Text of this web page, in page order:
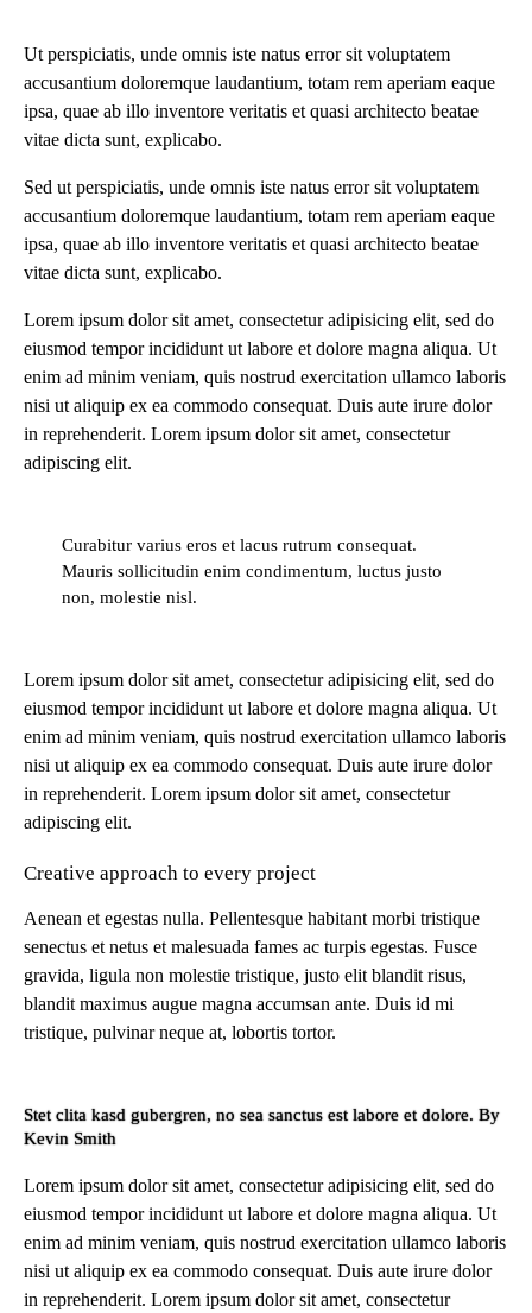
Ut perspiciatis, unde omnis iste natus error sit voluptatem
accusantium doloremque laudantium, totam rem aperiam eaque
ipsa, quae ab illo inventore veritatis et quasi architecto beatae
vitae dicta sunt, explicabo.
Sed ut perspiciatis, unde omnis iste natus error sit voluptatem
accusantium doloremque laudantium, totam rem aperiam eaque
ipsa, quae ab illo inventore veritatis et quasi architecto beatae
vitae dicta sunt, explicabo.
Lorem ipsum dolor sit amet, consectetur adipisicing elit, sed do
eiusmod tempor incididunt ut labore et dolore magna aliqua. Ut
enim ad minim veniam, quis nostrud exercitation ullamco laboris
nisi ut aliquip ex ea commodo consequat. Duis aute irure dolor
in reprehenderit. Lorem ipsum dolor sit amet, consectetur
adipiscing elit.
Curabitur varius eros et lacus rutrum consequat.
Mauris sollicitudin enim condimentum, luctus justo
non, molestie nisl.
Lorem ipsum dolor sit amet, consectetur adipisicing elit, sed do
eiusmod tempor incididunt ut labore et dolore magna aliqua. Ut
enim ad minim veniam, quis nostrud exercitation ullamco laboris
nisi ut aliquip ex ea commodo consequat. Duis aute irure dolor
in reprehenderit. Lorem ipsum dolor sit amet, consectetur
adipiscing elit.
Creative approach to every project
Aenean et egestas nulla. Pellentesque habitant morbi tristique
senectus et netus et malesuada fames ac turpis egestas. Fusce
gravida, ligula non molestie tristique, justo elit blandit risus,
blandit maximus augue magna accumsan ante. Duis id mi
tristique, pulvinar neque at, lobortis tortor.
Stet clita kasd gubergren, no sea sanctus est labore et dolore. By
Kevin Smith
Lorem ipsum dolor sit amet, consectetur adipisicing elit, sed do
eiusmod tempor incididunt ut labore et dolore magna aliqua. Ut
enim ad minim veniam, quis nostrud exercitation ullamco laboris
nisi ut aliquip ex ea commodo consequat. Duis aute irure dolor
in reprehenderit. Lorem ipsum dolor sit amet, consectetur